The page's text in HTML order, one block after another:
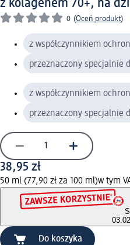
z kolagenem 70+, na
0 (Oceń produkt)
z współczynnikiem
przeznaczony specjalnie
z współczynnikiem
przeznaczony specjalnie
38,95 zł
50 ml (77,90 zł za 100 ml)w tym
Do koszyka